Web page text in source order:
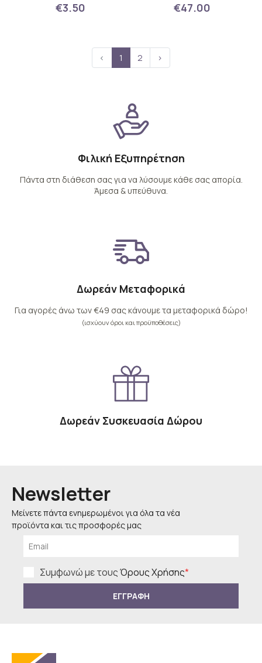
€3.50 €47.00
‹ 1 2 ›
Φιλική Εξυπηρέτηση
Πάντα στη διάθεση σας για να λύσουμε κάθε σας απορία.
Άμεσα & υπεύθυνα.
Δωρεάν Μεταφορικά
Για αγορές άνω των €49 σας κάνουμε τα μεταφορικά δώρο!
(ισχύουν όροι και προϋποθέσεις)
Δωρεάν Συσκευασία Δώρου
Newsletter
Μείνετε πάντα ενημερωμένοι για όλα τα νέα
προϊόντα και τις προσφορές μας
Συμφωνώ με τουςΌρους Χρήσης*
ΕΓΓΡΑΦΗ